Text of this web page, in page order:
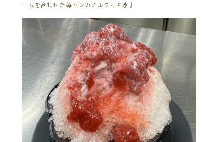
ームを合わせた苺トンカミルクカキ氷♩